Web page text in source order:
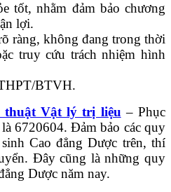
tốt, nhằm đảm bảo chương
lợi.
ràng, không đang trong thời
truy cứu trách nhiệm hình
BTVH.
thuật Vật lý trị liệu – Phục
6720604. Đảm bảo các quy
Cao đẳng Dược trên, thí
Đây cũng là những quy
Dược năm nay.